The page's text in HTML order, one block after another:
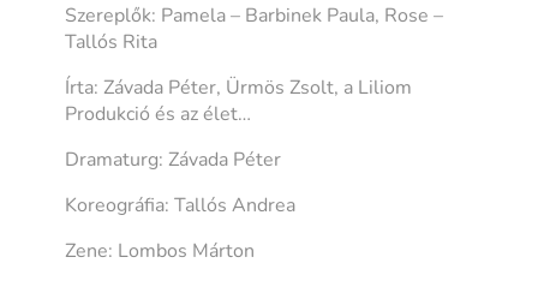
Szereplők: Pamela – Barbinek Paula, Rose –
Tallós Rita
Írta: Závada Péter, Ürmös Zsolt, a Liliom
Produkció és az élet…
Dramaturg: Závada Péter
Koreográfia: Tallós Andrea
Zene: Lombos Márton